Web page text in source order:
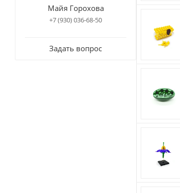
Майя Горохова
+7 (930) 036-68-50
Задать вопрос